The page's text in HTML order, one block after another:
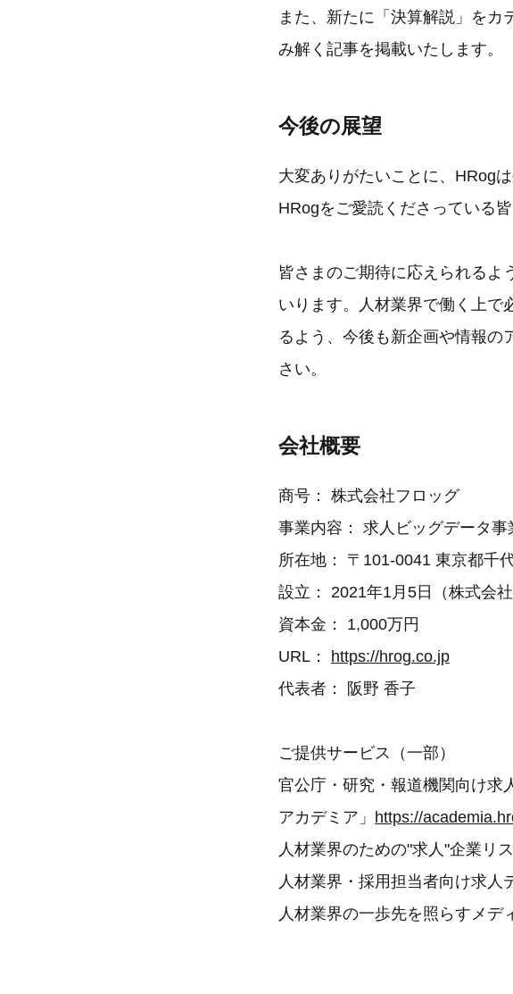
また、新たに「決算解説」を
み解く記事を掲載いたします。
今後の展望
大変ありがたいことに、HRog
HRogをご愛読くださっている
皆さまのご期待に応えられるよ
いります。人材業界で働く上で
るよう、今後も新企画や情報の
さい。
会社概要
商号： 株式会社フロッグ
事業内容： ​求人ビッグデータ事
所在地： 〒101-0041 東京都千
設立： 2021年1月5日（株式会
資本金： 1,000万円
URL： https://hrog.co.jp
代表者： 阪野 香子
ご提供​サービス（一部）
官公庁・研究・報道機関向け求
アカデミア」 https://
人材業界のための"求人"企業リ
人材業界・採用担当者向け求人
人材業界の一歩先を照らすメデ